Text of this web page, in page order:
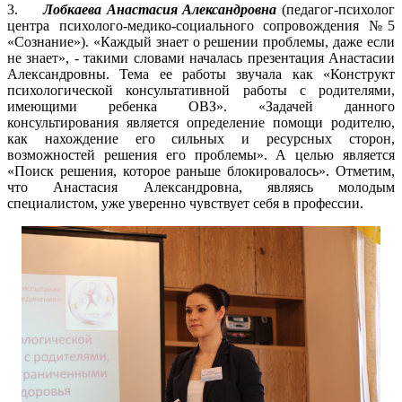
3.Лобкаева Анастасия Александровна (педагог-психолог
центра психолого-медико-социального сопровождения №5
«Сознание»). «Каждый знает о решении проблемы, даже если
не знает», - такими словами началась презентация Анастасии
Александровны. Тема ее работы звучала как «Конструкт
психологической консультативной работы с родителями,
имеющими ребенка ОВЗ». «Задачей данного
консультирования является определение помощи родителю,
как нахождение его сильных и ресурсных сторон,
возможностей решения его проблемы». А целью является
«Поиск решения, которое раньше блокировалось». Отметим,
что Анастасия Александровна, являясь молодым
специалистом, уже уверенно чувствует себя в профессии.